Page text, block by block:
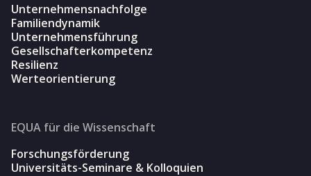
Unternehmensnachfolge
Familiendynamik
Unternehmensführung
Gesellschafterkompetenz
Resilienz
Werteorientierung
EQUA für die Wissenschaft
Forschungsförderung
Universitäts-Seminare & Kolloquien